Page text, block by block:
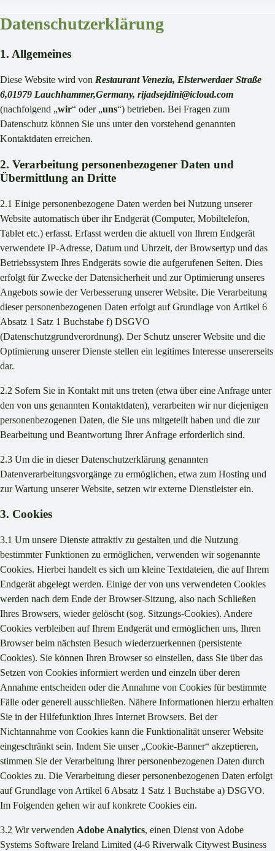
Datenschutzerklärung
1. Allgemeines
Diese Website wird von Restaurant Venezia, Elsterwerdaer Straße
6,01979 Lauchhammer,Germany, rijadsejdini@icloud.com
(nachfolgend „wir“ oder „uns“) betrieben. Bei Fragen zum
Datenschutz können Sie uns unter den vorstehend genannten
Kontaktdaten erreichen.
2. Verarbeitung personenbezogener Daten und
Übermittlung an Dritte
2.1 Einige personenbezogene Daten werden bei Nutzung unserer
Website automatisch über ihr Endgerät (Computer, Mobiltelefon,
Tablet etc.) erfasst. Erfasst werden die aktuell von Ihrem Endgerät
verwendete IP-Adresse, Datum und Uhrzeit, der Browsertyp und das
Betriebssystem Ihres Endgeräts sowie die aufgerufenen Seiten. Dies
erfolgt für Zwecke der Datensicherheit und zur Optimierung unseres
Angebots sowie der Verbesserung unserer Website. Die Verarbeitung
dieser personenbezogenen Daten erfolgt auf Grundlage von Artikel 6
Absatz 1 Satz 1 Buchstabe f) DSGVO
(Datenschutzgrundverordnung). Der Schutz unserer Website und die
Optimierung unserer Dienste stellen ein legitimes Interesse unsererseits
dar.
2.2 Sofern Sie in Kontakt mit uns treten (etwa über eine Anfrage unter
den von uns genannten Kontaktdaten), verarbeiten wir nur diejenigen
personenbezogenen Daten, die Sie uns mitgeteilt haben und die zur
Bearbeitung und Beantwortung Ihrer Anfrage erforderlich sind.
2.3 Um die in dieser Datenschutzerklärung genannten
Datenverarbeitungsvorgänge zu ermöglichen, etwa zum Hosting und
zur Wartung unserer Website, setzen wir externe Dienstleister ein.
3. Cookies
3.1 Um unsere Dienste attraktiv zu gestalten und die Nutzung
bestimmter Funktionen zu ermöglichen, verwenden wir sogenannte
Cookies. Hierbei handelt es sich um kleine Textdateien, die auf Ihrem
Endgerät abgelegt werden. Einige der von uns verwendeten Cookies
werden nach dem Ende der Browser-Sitzung, also nach Schließen
Ihres Browsers, wieder gelöscht (sog. Sitzungs-Cookies). Andere
Cookies verbleiben auf Ihrem Endgerät und ermöglichen uns, Ihren
Browser beim nächsten Besuch wiederzuerkennen (persistente
Cookies). Sie können Ihren Browser so einstellen, dass Sie über das
Setzen von Cookies informiert werden und einzeln über deren
Annahme entscheiden oder die Annahme von Cookies für bestimmte
Fälle oder generell ausschließen. Nähere Informationen hierzu erhalten
Sie in der Hilfefunktion Ihres Internet Browsers. Bei der
Nichtannahme von Cookies kann die Funktionalität unserer Website
eingeschränkt sein. Indem Sie unser „Cookie-Banner“ akzeptieren,
stimmen Sie der Verarbeitung Ihrer personenbezogenen Daten durch
Cookies zu. Die Verarbeitung dieser personenbezogenen Daten erfolgt
auf Grundlage von Artikel 6 Absatz 1 Satz 1 Buchstabe a) DSGVO.
Im Folgenden gehen wir auf konkrete Cookies ein.
3.2 Wir verwenden Adobe Analytics, einen Dienst von Adobe
Systems Software Ireland Limited (4-6 Riverwalk Citywest Business